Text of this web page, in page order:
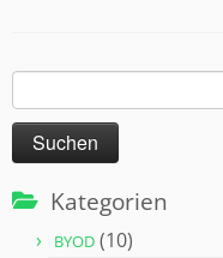
Suchen
nach:
Kategorien
BYOD (10)